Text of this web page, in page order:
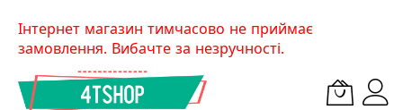
SkipІнтернет магазин тимчасово не приймає
замовлення. Вибачте за незручності.